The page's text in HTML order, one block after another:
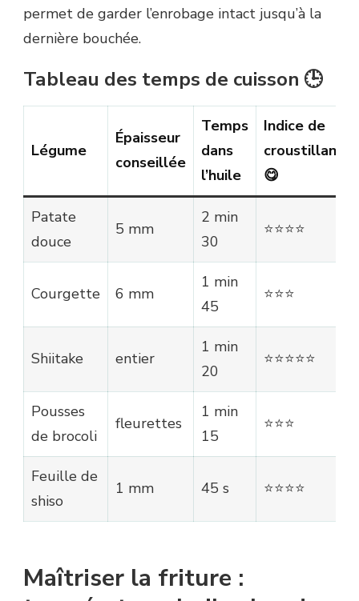
permet de garder l’enrobage intact jusqu’à la
dernière bouchée.
Tableau des temps de cuisson 🕒
Légume
Épaisseur
conseillée
Temps
dans
l’huile
Indice de
croustillant
😋
Patate
douce
5 mm
2 min
30
⭐⭐⭐⭐
Courgette 6 mm
1 min
45
⭐⭐⭐
Shiitake entier
1 min
20
⭐⭐⭐⭐⭐
Pousses
de brocoli
fleurettes
1 min
15
⭐⭐⭐
Feuille de
shiso
1 mm 45 s ⭐⭐⭐⭐
Maîtriser la friture :